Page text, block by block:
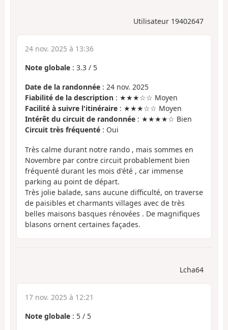
Utilisateur 19402647
24 nov. 2025 à 13:36
Note globale : 3.3 / 5
Date de la randonnée : 24 nov. 2025
Fiabilité de la description : ★★★☆☆ Moyen
Facilité à suivre l'itinéraire : ★★★☆☆ Moyen
Intérêt du circuit de randonnée : ★★★★☆ Bien
Circuit très fréquenté : Oui
Très calme durant notre rando , mais sommes en
Novembre par contre circuit probablement bien
fréquenté durant les mois d'été , car immense
parking au point de départ.
Très jolie balade, sans aucune difficulté, on traverse
de paisibles et charmants villages avec de très
belles maisons basques rénovées . De magnifiques
blasons ornent certaines façades.
Lcha64
17 nov. 2025 à 12:21
Note globale : 5 / 5